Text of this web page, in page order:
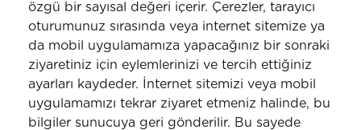
özgü bir sayısal değeri içerir. Çerezler, tarayıcı
oturumunuz sırasında veya internet sitemize ya
da mobil uygulamamıza yapacağınız bir sonraki
ziyaretiniz için eylemlerinizi ve tercih ettiğiniz
ayarları kaydeder. İnternet sitemizi veya mobil
uygulamamızı tekrar ziyaret etmeniz halinde, bu
bilgiler sunucuya geri gönderilir. Bu sayede